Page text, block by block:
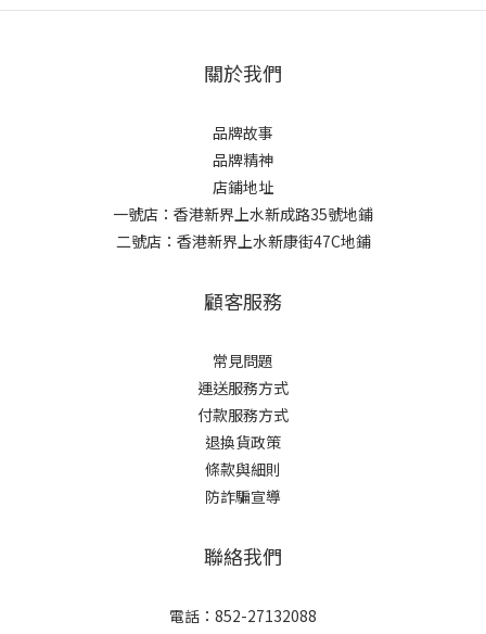
關於我們
品牌故事
品牌精神
店鋪地址
一號店：香港新界上水新成路35號地鋪
二號店：香港新界上水新康街47C地鋪
顧客服務
常見問題
運送服務方式
付款服務方式
退換貨政策
條款與細則
防詐騙宣導
聯絡我們
電話：852-27132088